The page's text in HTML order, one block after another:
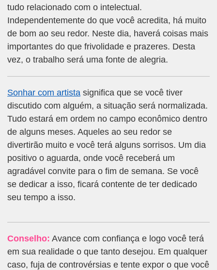
tudo relacionado com o intelectual.
Independentemente do que você acredita, há muito
de bom ao seu redor. Neste dia, haverá coisas mais
importantes do que frivolidade e prazeres. Desta
vez, o trabalho será uma fonte de alegria.
Sonhar com artista significa que se você tiver
discutido com alguém, a situação será normalizada.
Tudo estará em ordem no campo econômico dentro
de alguns meses. Aqueles ao seu redor se
divertirão muito e você terá alguns sorrisos. Um dia
positivo o aguarda, onde você receberá um
agradável convite para o fim de semana. Se você
se dedicar a isso, ficará contente de ter dedicado
seu tempo a isso.
Conselho: Avance com confiança e logo você terá
em sua realidade o que tanto desejou. Em qualquer
caso, fuja de controvérsias e tente expor o que você